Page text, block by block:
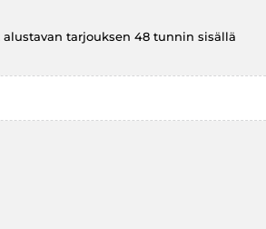
tarjouksen 48 tunnin sisällä